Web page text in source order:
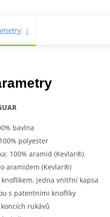
bavlna
polyester
100% aramid (Kevlar®)
aramidem (Kevlar®)
jedna vnitřní kapsa
s patentními knoflíky
rukávů